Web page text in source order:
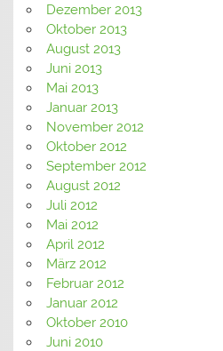
Dezember 2013
Oktober 2013
August 2013
Juni 2013
Mai 2013
Januar 2013
November 2012
Oktober 2012
September 2012
August 2012
Juli 2012
Mai 2012
April 2012
März 2012
Februar 2012
Januar 2012
Oktober 2010
Juni 2010